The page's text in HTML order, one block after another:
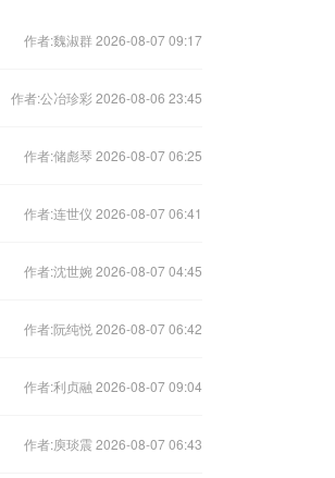
作者:魏淑群 2026-08-07 09:17
作者:公冶珍彩 2026-08-06 23:45
作者:储彪琴 2026-08-07 06:25
作者:连世仪 2026-08-07 06:41
作者:沈世婉 2026-08-07 04:45
作者:阮纯悦 2026-08-07 06:42
作者:利贞融 2026-08-07 09:04
作者:庾琰震 2026-08-07 06:43